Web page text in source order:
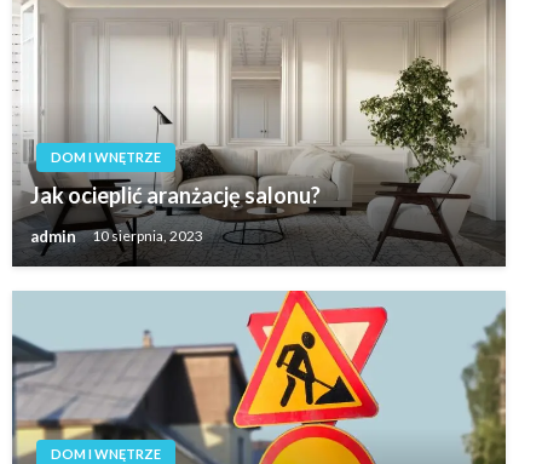
DOM I WNĘTRZE
Jak ocieplić aranżację salonu?
admin 10 sierpnia, 2023
DOM I WNĘTRZE